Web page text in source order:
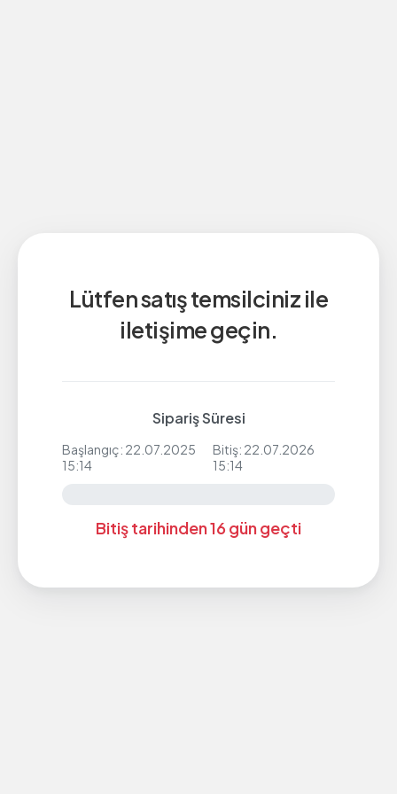
Lütfen satış temsilciniz ile
iletişime geçin.
Sipariş Süresi
Başlangıç: 22.07.2025
15:14
Bitiş: 22.07.2026
15:14
Bitiş tarihinden 16 gün geçti